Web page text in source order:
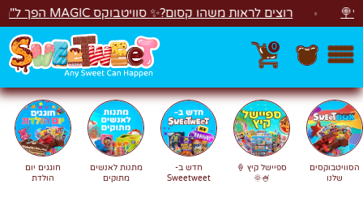
דלג רוצים לראות משהו קסום?✨ סוויטבוקס MAGIC הפך ל"מכונת משחקים"! 🎁🕹️
0
חפשחיפוש
הסוויטבוקסים
שלנו
ספיישל קיץ 🍦
🍧🌞
חדש ב-
Sweetweet
מתנות לאנשים
מתוקים
חוגגים יום
הולדת